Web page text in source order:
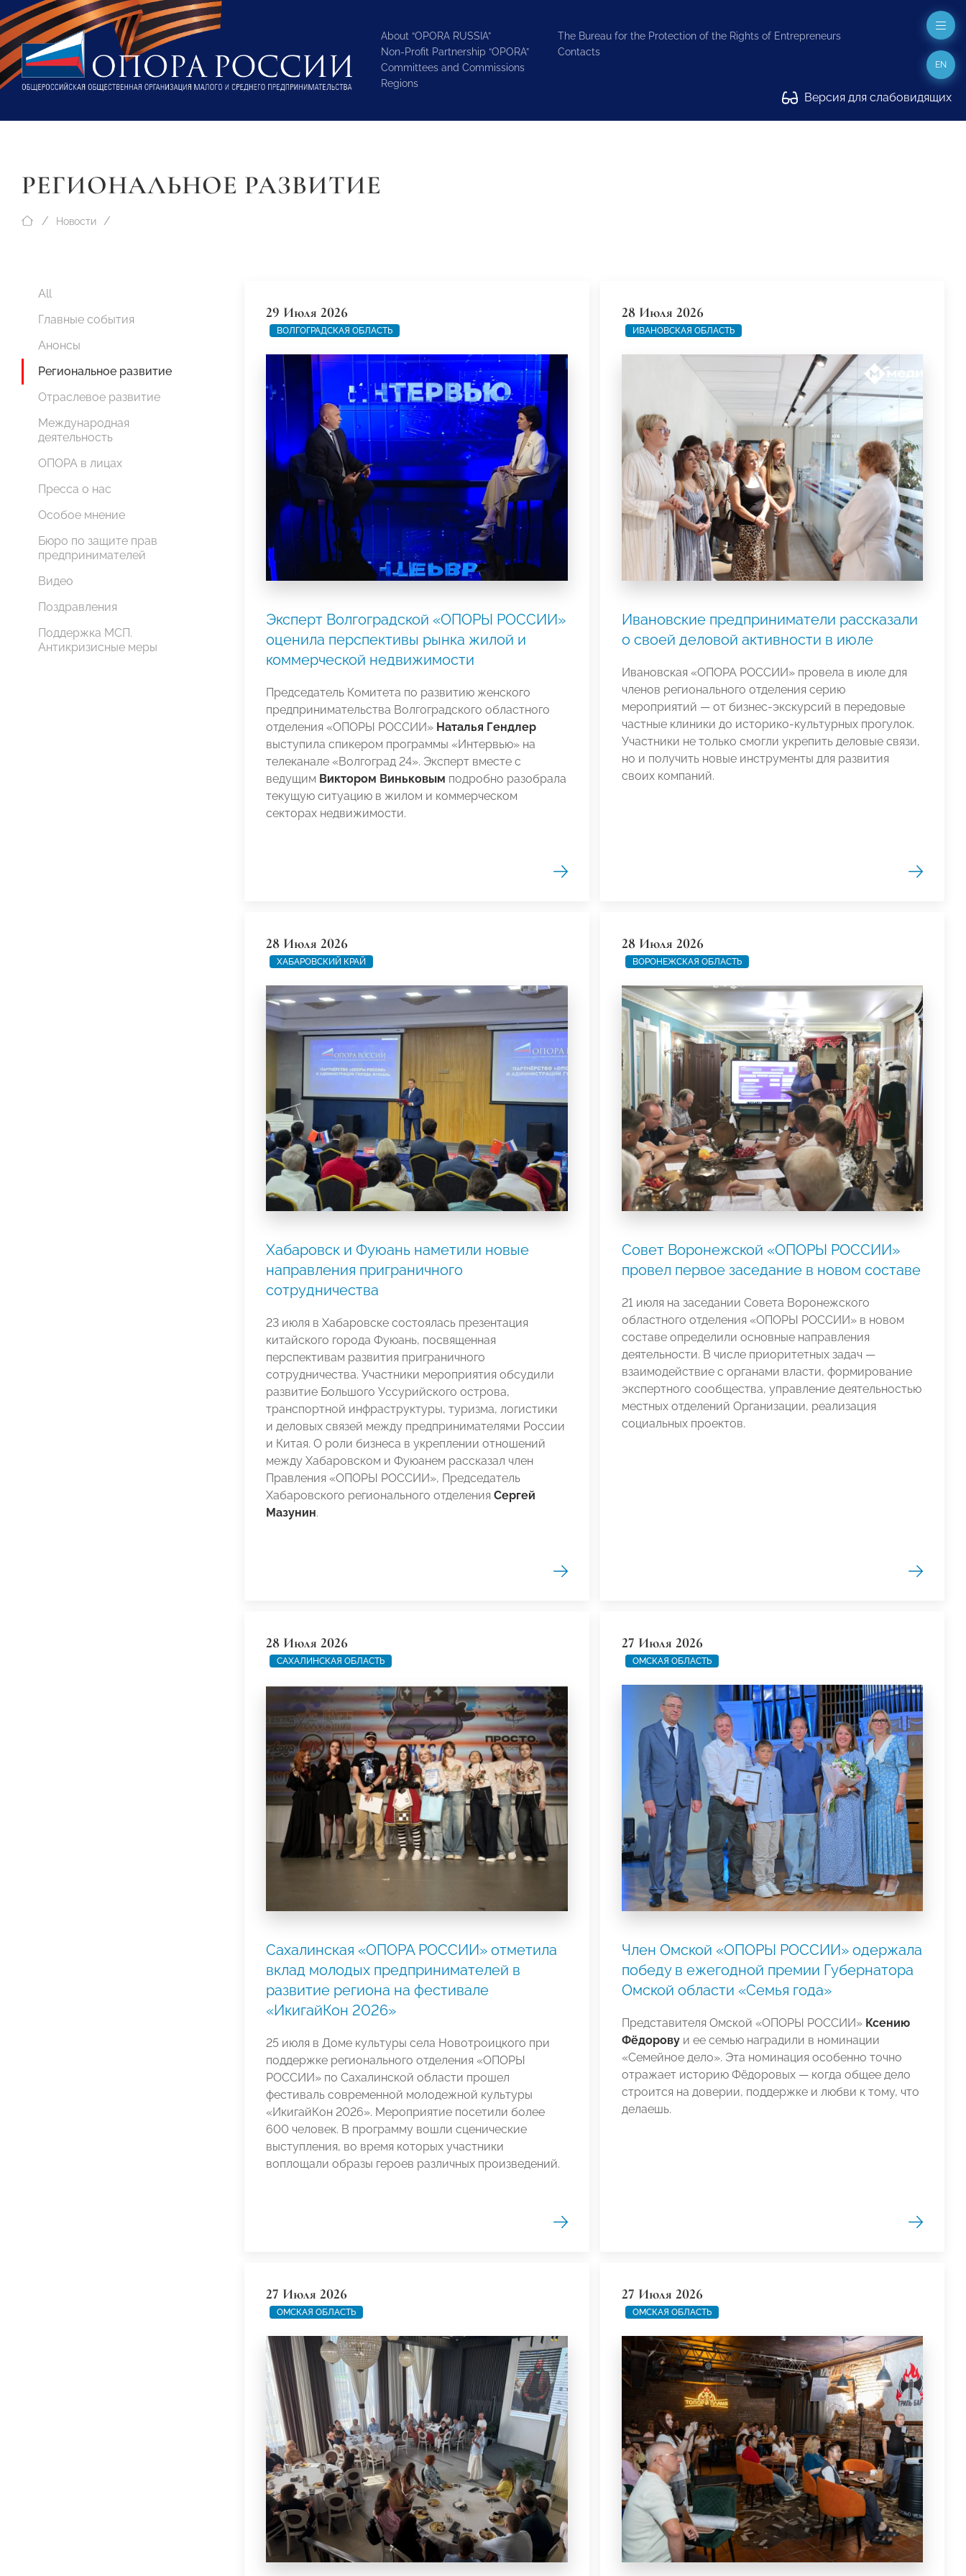
About “OPORA RUSSIA”
Non-Profit Partnership “OPORA”
Committees and Commissions
Regions
The Bureau for the Protection of the Rights of Entrepreneurs
Contacts
Версия для слабовидящих
EN
РЕГИОНАЛЬНОЕ РАЗВИТИЕ
Новости
All
Главные события
Анонсы
Региональное развитие
Отраслевое развитие
Международная
деятельность
ОПОРА в лицах
Пресса о нас
Особое мнение
Бюро по защите прав
предпринимателей
Видео
Поздравления
Поддержка МСП.
Антикризисные меры
29 Июля 2026
ВОЛГОГРАДСКАЯ ОБЛАСТЬ
Эксперт Волгоградской «ОПОРЫ РОССИИ»
оценила перспективы рынка жилой и
коммерческой недвижимости
Председатель Комитета по развитию женского
предпринимательства Волгоградского областного
отделения «ОПОРЫ РОССИИ» Наталья Гендлер
выступила спикером программы «Интервью» на
телеканале «Волгоград 24». Эксперт вместе с
ведущим Виктором Виньковым подробно разобрала
текущую ситуацию в жилом и коммерческом
секторах недвижимости.
28 Июля 2026
ИВАНОВСКАЯ ОБЛАСТЬ
Ивановские предприниматели рассказали
о своей деловой активности в июле
Ивановская «ОПОРА РОССИИ» провела в июле для
членов регионального отделения серию
мероприятий — от бизнес-экскурсий в передовые
частные клиники до историко-культурных прогулок.
Участники не только смогли укрепить деловые связи,
но и получить новые инструменты для развития
своих компаний.
28 Июля 2026
ХАБАРОВСКИЙ КРАЙ
Хабаровск и Фуюань наметили новые
направления приграничного
сотрудничества
23 июля в Хабаровске состоялась презентация
китайского города Фуюань, посвященная
перспективам развития приграничного
сотрудничества. Участники мероприятия обсудили
развитие Большого Уссурийского острова,
транспортной инфраструктуры, туризма, логистики
и деловых связей между предпринимателями России
и Китая. О роли бизнеса в укреплении отношений
между Хабаровском и Фуюанем рассказал член
Правления «ОПОРЫ РОССИИ», Председатель
Хабаровского регионального отделения Сергей
Мазунин.
28 Июля 2026
ВОРОНЕЖСКАЯ ОБЛАСТЬ
Совет Воронежской «ОПОРЫ РОССИИ»
провел первое заседание в новом составе
21 июля на заседании Совета Воронежского
областного отделения «ОПОРЫ РОССИИ» в новом
составе определили основные направления
деятельности. В числе приоритетных задач —
взаимодействие с органами власти, формирование
экспертного сообщества, управление деятельностью
местных отделений Организации, реализация
социальных проектов.
28 Июля 2026
САХАЛИНСКАЯ ОБЛАСТЬ
Сахалинская «ОПОРА РОССИИ» отметила
вклад молодых предпринимателей в
развитие региона на фестивале
«ИкигайКон 2026»
25 июля в Доме культуры села Новотроицкого при
поддержке регионального отделения «ОПОРЫ
РОССИИ» по Сахалинской области прошел
фестиваль современной молодежной культуры
«ИкигайКон 2026». Мероприятие посетили более
600 человек. В программу вошли сценические
выступления, во время которых участники
воплощали образы героев различных произведений.
27 Июля 2026
ОМСКАЯ ОБЛАСТЬ
Член Омской «ОПОРЫ РОССИИ» одержала
победу в ежегодной премии Губернатора
Омской области «Семья года»
Представителя Омской «ОПОРЫ РОССИИ» Ксению
Фёдоровуи ее семью наградили в номинации
«Семейное дело». Эта номинация особенно точно
отражает историю Фёдоровых — когда общее дело
строится на доверии, поддержке и любви к тому, что
делаешь.
27 Июля 2026
ОМСКАЯ ОБЛАСТЬ
27 Июля 2026
ОМСКАЯ ОБЛАСТЬ